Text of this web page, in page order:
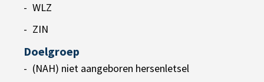
WLZ
ZIN
Doelgroep
(NAH) niet aangeboren hersenletsel